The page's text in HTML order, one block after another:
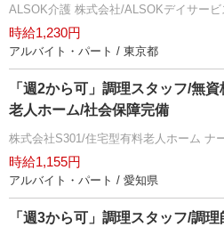
ALSOK介護 株式会社/ALSOKデイサービ
時給1,230円
アルバイト・パート / 東京都
「週2から可」調理スタッフ/無
老人ホーム/社会保障完備
株式会社S301/住宅型有料老人ホーム ナ
時給1,155円
アルバイト・パート / 愛知県
「週3から可」調理スタッフ/調